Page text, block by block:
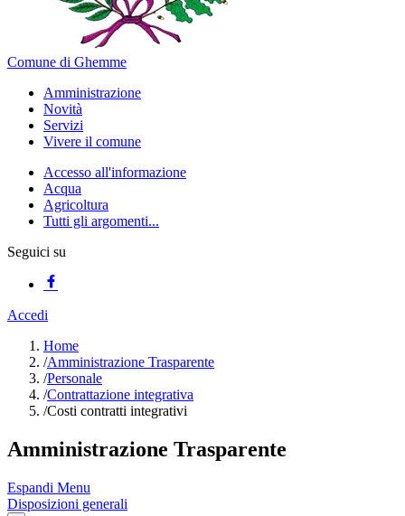
Comune di Ghemme
Amministrazione
Novità
Servizi
Vivere il comune
Accesso all'informazione
Acqua
Agricoltura
Tutti gli argomenti...
Seguici su
Accedi
Home
/Amministrazione Trasparente
/Personale
/Contrattazione integrativa
/Costi contratti integrativi
Amministrazione Trasparente
Espandi Menu
Disposizioni generali